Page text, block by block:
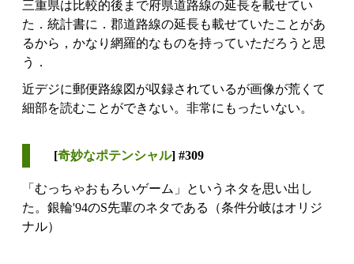
三重県は比較的後まで府県道路線の延長を載せてい
た．統計書に．郡道路線の延長も載せていたことがあ
るから，かなり網羅的なものを持っていただろうと思
う．
近デジに郵便路線図が収録されているが画像が荒くて
細部を読むことができない。非常にもったいない。
[奇妙なポテンシャル] #309
「むっちゃおもろいゲーム」というネタを思い出し
た。銀輪'94のS先輩のネタである（条件分岐はオリジ
ナル）